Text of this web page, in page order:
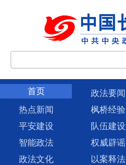
首页 政法要闻
热点新闻
枫桥经验
平安建设
队伍建设
智能政法
权威辟谣
政法文化
以案释法